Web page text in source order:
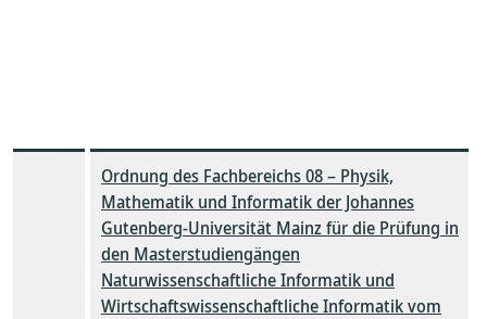
Ordnung des Fachbereichs 08 – Physik,
Mathematik und Informatik der Johannes
Gutenberg-Universität Mainz für die Prüfung in
den Masterstudiengängen
Naturwissenschaftliche Informatik und
Wirtschaftswissenschaftliche Informatik vom